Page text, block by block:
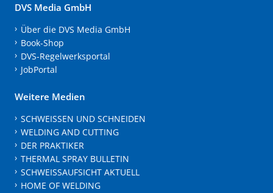
DVS Media GmbH
Über die DVS Media GmbH
Book-Shop
DVS-Regelwerksportal
JobPortal
Weitere Medien
SCHWEISSEN UND SCHNEIDEN
WELDING AND CUTTING
DER PRAKTIKER
THERMAL SPRAY BULLETIN
SCHWEISSAUFSICHT AKTUELL
HOME OF WELDING